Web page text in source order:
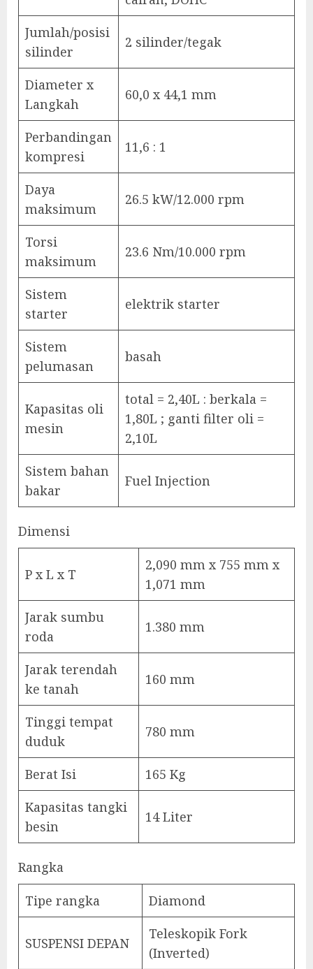
Jumlah/posisi
silinder
2 silinder/tegak
Diameter x
Langkah
60,0 x 44,1 mm
Perbandingan
kompresi
11,6 : 1
Daya
maksimum
26.5 kW/12.000 rpm
Torsi
maksimum
23.6 Nm/10.000 rpm
Sistem
starter
elektrik starter
Sistem
pelumasan
basah
Kapasitas oli
mesin
total = 2,40L : berkala =
1,80L ; ganti filter oli =
2,10L
Sistem bahan
bakar
Fuel Injection
Dimensi
P x L x T
2,090 mm x 755 mm x
1,071 mm
Jarak sumbu
roda
1.380 mm
Jarak terendah
ke tanah
160 mm
Tinggi tempat
duduk
780 mm
Berat Isi
165 Kg
Kapasitas tangki
besin
14 Liter
Rangka
Tipe rangka
Diamond
SUSPENSI DEPAN
Teleskopik Fork
(Inverted)